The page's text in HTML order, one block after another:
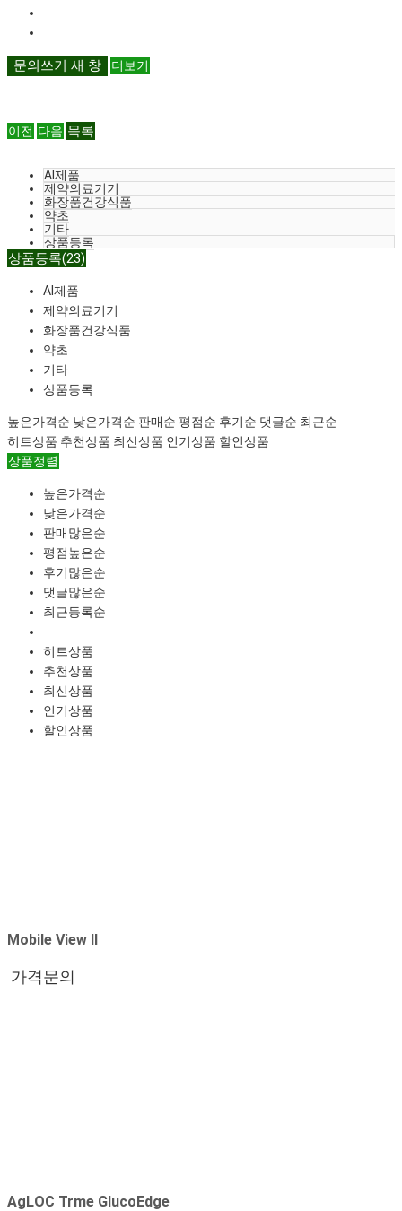
문의쓰기 새 창 더보기
이전 다음 목록
AI제품
제약의료기기
화장품건강식품
약초
기타
상품등록
상품등록(23)
AI제품
제약의료기기
화장품건강식품
약초
기타
상품등록
높은가격순 낮은가격순 판매순 평점순 후기순 댓글순 최근순
히트상품 추천상품 최신상품 인기상품 할인상품
상품정렬
높은가격순
낮은가격순
판매많은순
평점높은순
후기많은순
댓글많은순
최근등록순
히트상품
추천상품
최신상품
인기상품
할인상품
Mobile View II
가격문의
AgLOC Trme GlucoEdge